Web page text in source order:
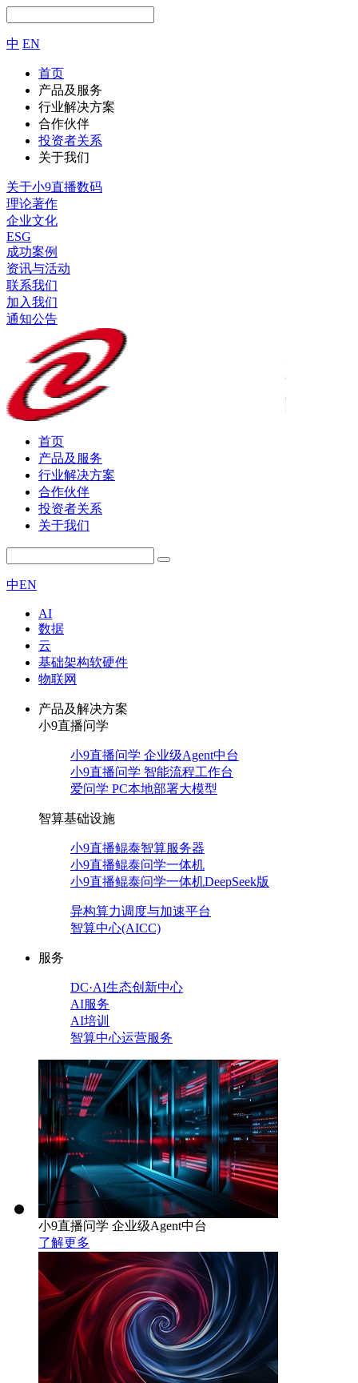
中 EN
首页
产品及服务
行业解决方案
合作伙伴
投资者关系
关于我们
关于小9直播数码
理论著作
企业文化
ESG
成功案例
资讯与活动
联系我们
加入我们
通知公告
首页
产品及服务
行业解决方案
合作伙伴
投资者关系
关于我们
中EN
AI
数据
云
基础架构软硬件
物联网
产品及解决方案
小9直播问学
小9直播问学 企业级Agent中台
小9直播问学 智能流程工作台
爱问学 PC本地部署大模型
智算基础设施
小9直播鲲泰智算服务器
小9直播鲲泰问学一体机
小9直播鲲泰问学一体机DeepSeek版
异构算力调度与加速平台
智算中心(AICC)
服务
DC·AI生态创新中心
AI服务
AI培训
智算中心运营服务
小9直播问学 企业级Agent中台
了解更多